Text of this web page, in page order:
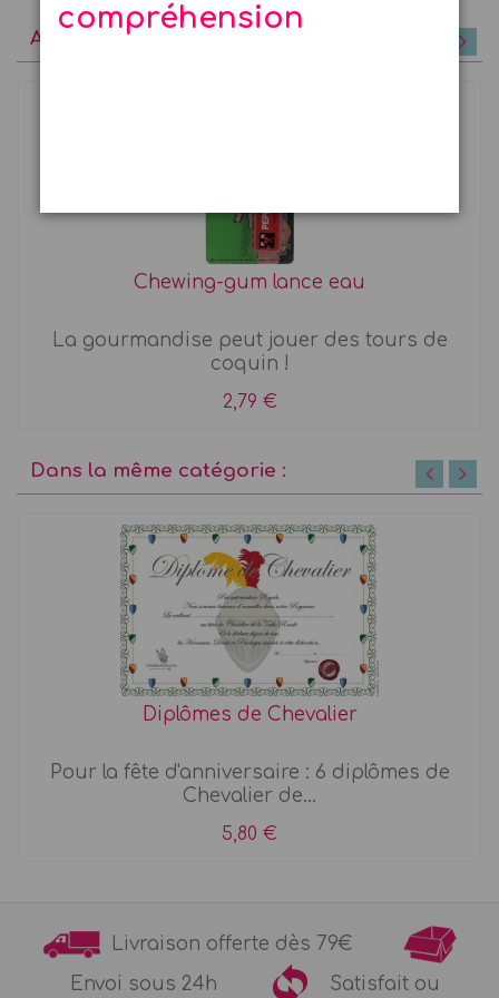
compréhension
A découvrir
Chewing-gum lance eau
La gourmandise peut jouer des tours de
coquin !
2,79 €
Dans la même catégorie :
Diplômes de Chevalier
Pour la fête d'anniversaire : 6 diplômes de
Chevalier de...
5,80 €
Livraison offerte dès 79€
Envoi sous 24h
Satisfait ou